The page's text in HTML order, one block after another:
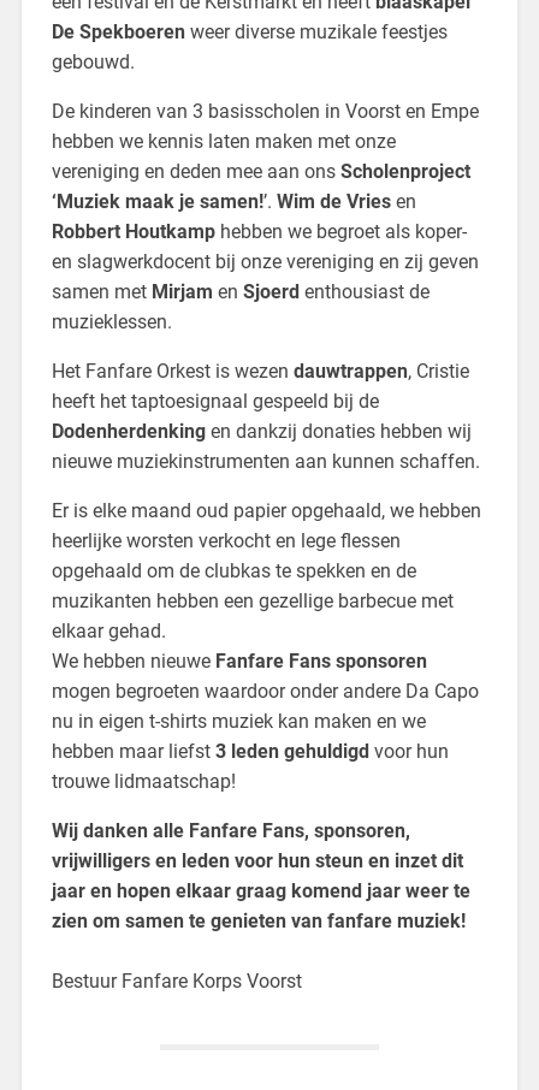
De Spekboeren weer diverse muzikale feestjes
gebouwd.
De kinderen van 3 basisscholen in Voorst en Empe
hebben we kennis laten maken met onze
vereniging en deden mee aan ons Scholenproject
‘Muziek maak je samen!’. Wim de Vriesen
Robbert Houtkamphebben we begroet als koper-
en slagwerkdocent bij onze vereniging en zij geven
samen met Mirjam en Sjoerd enthousiast de
muzieklessen.
Het Fanfare Orkest is wezen dauwtrappen, Cristie
heeft het taptoesignaal gespeeld bij de
Dodenherdenkingen dankzij donaties hebben wij
nieuwe muziekinstrumenten aan kunnen schaffen.
Er is elke maand oud papier opgehaald, we hebben
heerlijke worsten verkocht en lege flessen
opgehaald om de clubkas te spekken en de
muzikanten hebben een gezellige barbecue met
elkaar gehad.
We hebben nieuweFanfare Fans sponsoren
mogen begroeten waardoor onder andere Da Capo
nu in eigen t-shirts muziek kan maken en we
hebben maar liefst 3 leden gehuldigd voor hun
trouwe lidmaatschap!
Wij danken alle Fanfare Fans, sponsoren,
vrijwilligers en leden voor hun steun en inzet dit
jaar en hopen elkaar graag komend jaar weer te
zien om samen te genieten van fanfare muziek!
Bestuur Fanfare Korps Voorst